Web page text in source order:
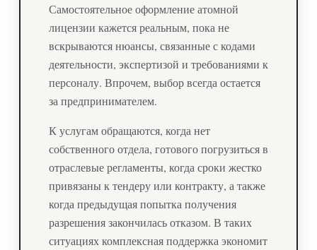
Самостоятельное оформление атомной
лицензии кажется реальным, пока не
вскрываются нюансы, связанные с кодами
деятельности, экспертизой и требованиями к
персоналу. Впрочем, выбор всегда остается
за предпринимателем.
К услугам обращаются, когда нет
собственного отдела, готового погрузиться в
отраслевые регламенты, когда сроки жестко
привязаны к тендеру или контракту, а также
когда предыдущая попытка получения
разрешения закончилась отказом. В таких
ситуациях комплексная поддержка экономит